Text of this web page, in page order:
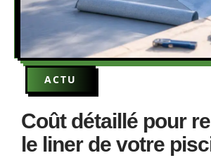
ACTU
Coût détaillé pour
le liner de votre